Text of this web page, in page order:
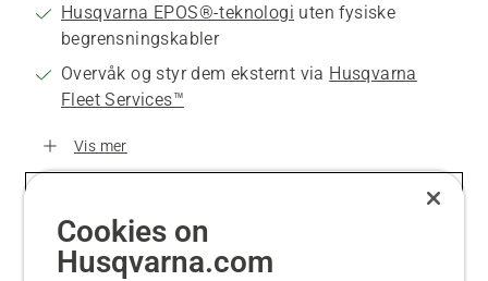
Husqvarna EPOS®-teknologi uten fysiske
begrensningskabler
Overvåk og styr dem eksternt via Husqvarna
Fleet Services™
Vis mer
SE ALLE PROFESJONELLE ROBOTKLIPPERE
Cookies on
Husqvarna.com